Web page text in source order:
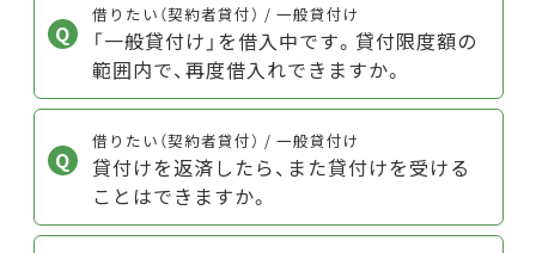
借りたい（契約者貸付） / 一般貸付け
「一般貸付け」を借入中です。貸付限度額の
範囲内で、再度借入れできますか。
借りたい（契約者貸付） / 一般貸付け
貸付けを返済したら、また貸付けを受ける
ことはできますか。